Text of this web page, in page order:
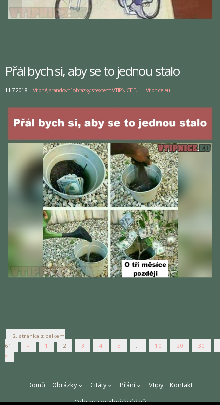
Přál bych si, aby se to jednou stalo
11.7.2018 Vtipné, srandovní obrázky s textem: VTIPNICE.EU Vtipnice.eu
2. stránka z celkem
61
« 1 2 3 4 5 ... 10 20 30
»
Domů Obrázky Citáty Přání Vtipy
Kontakt
Ochrana osobních údajů